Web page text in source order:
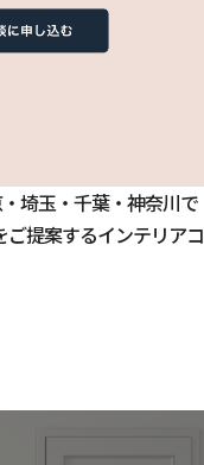
埼玉・千葉・神奈川で
提案するインテリアコ